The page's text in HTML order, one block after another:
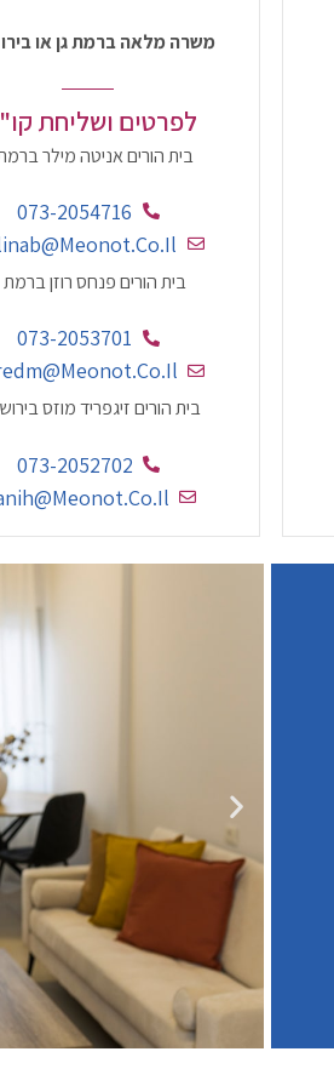
משרה מלאה ברמת גן או
לפרטים ושליחת
בית הורים אניטה מילר
073-2054716
בית הורים פנחס רוזן ברמת
073-2053701
בית הורים זיגפריד מוזס
073-2052702